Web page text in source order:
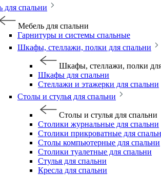
для спальни
Мебель для спальни
Гарнитуры и системы спальные
Шкафы, стеллажи, полки для спальни
Шкафы, стеллажи, полки
Шкафы для спальни
Стеллажи и этажерки для спальни
Столы и стулья для спальни
Столы и стулья для спальни
Столики журнальные для спальни
Столики прикроватные для
Столы компьютерные для спальни
Столики туалетные для спальни
Стулья для спальни
Кресла для спальни